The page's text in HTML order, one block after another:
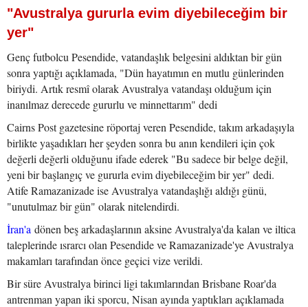
"Avustralya gururla evim diyebileceğim bir
yer"
Genç futbolcu Pesendide, vatandaşlık belgesini aldıktan bir gün
sonra yaptığı açıklamada, "Dün hayatımın en mutlu günlerinden
biriydi. Artık resmî olarak Avustralya vatandaşı olduğum için
inanılmaz derecede gururlu ve minnettarım" dedi
Cairns Post gazetesine röportaj veren Pesendide, takım arkadaşıyla
birlikte yaşadıkları her şeyden sonra bu anın kendileri için çok
değerli değerli olduğunu ifade ederek "Bu sadece bir belge değil,
yeni bir başlangıç ve gururla evim diyebileceğim bir yer" dedi.
Atife Ramazanizade ise Avustralya vatandaşlığı aldığı günü,
"unutulmaz bir gün" olarak nitelendirdi.
İran'a dönen beş arkadaşlarının aksine Avustralya'da kalan ve iltica
taleplerinde ısrarcı olan Pesendide ve Ramazanizade'ye Avustralya
makamları tarafından önce geçici vize verildi.
Bir süre Avustralya birinci ligi takımlarından Brisbane Roar'da
antrenman yapan iki sporcu, Nisan ayında yaptıkları açıklamada